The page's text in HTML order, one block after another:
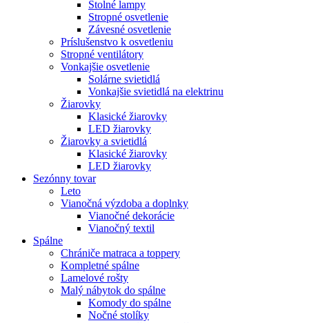
Stolné lampy
Stropné osvetlenie
Závesné osvetlenie
Príslušenstvo k osvetleniu
Stropné ventilátory
Vonkajšie osvetlenie
Solárne svietidlá
Vonkajšie svietidlá na elektrinu
Žiarovky
Klasické žiarovky
LED žiarovky
Žiarovky a svietidlá
Klasické žiarovky
LED žiarovky
Sezónny tovar
Leto
Vianočná výzdoba a doplnky
Vianočné dekorácie
Vianočný textil
Spálne
Chrániče matraca a toppery
Kompletné spálne
Lamelové rošty
Malý nábytok do spálne
Komody do spálne
Nočné stolíky